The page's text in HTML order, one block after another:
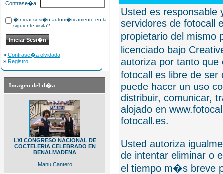
Contrase�a:
�Iniciar sesi�n autom�ticamente en la
siguiente visita?
» Contrase�a olvidada
» Registro
Imagen del d�a
LXI CONGRESO NACIONAL DE
COCTELERIA CELEBRADO EN
BENALMADENA
Manu Cantero
Usted es responsable
servidores de fotocall
propietario del mismo
licenciado bajo
autoriza por tanto que
fotocall es libre de
puede hacer un uso
distribuir, comunicar,
alojado en
fotocall.es.
Usted autoriza
de intentar eliminar o
el tiempo m�s breve